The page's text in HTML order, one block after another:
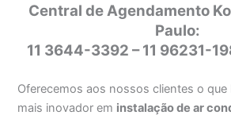
Central de Agendamento
Paulo:
11 3644-3392 – 11 96231-
Oferecemos aos nossos clientes o que
mais inovador em instalação de ar